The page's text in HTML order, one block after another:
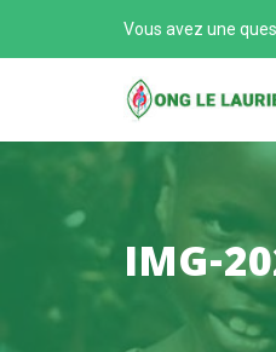
Vous avez une
IMG-